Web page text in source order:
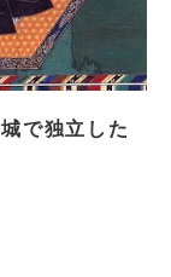
で独立した